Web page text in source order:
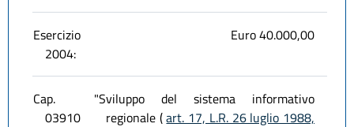
Esercizio
2004:
Euro 40.000,00
Cap.
03910
"Sviluppo del sistema informativo
regionale (art. 17, L.R. 26 luglio 1988,